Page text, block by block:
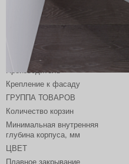
Артикул
Производитель
Крепление к фасаду
ГРУППА ТОВАРОВ
Количество корзин
Минимальная внутренняя
глубина корпуса, мм
ЦВЕТ
Плавное закрывание